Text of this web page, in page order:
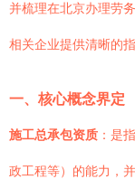
并梳理在北京办理劳
相关企业提供清晰的指
一、核心概念界定
施工总承包资质 ：是
政工程等）的能力，